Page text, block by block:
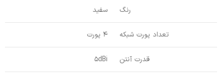
رنگ سفید
تعداد پورت شبکه 4 پورت
قدرت آنتن 5dBi